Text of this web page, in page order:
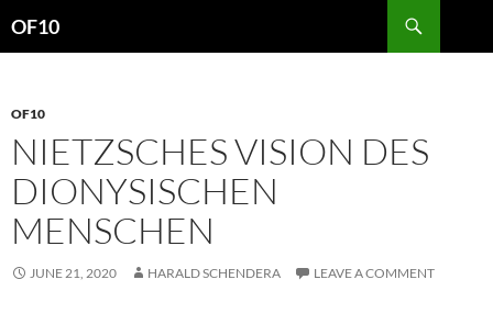
OF10
OF10
NIETZSCHES VISION DES
DIONYSISCHEN
MENSCHEN
JUNE 21, 2020 HARALD SCHENDERA LEAVE A COMMENT